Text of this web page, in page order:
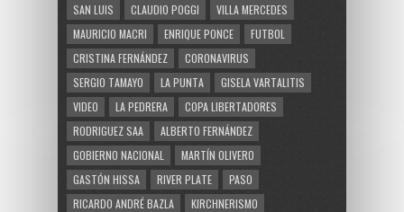
SAN LUIS
CLAUDIO POGGI
VILLA MERCEDES
MAURICIO MACRI
ENRIQUE PONCE
FUTBOL
CRISTINA FERNÁNDEZ
CORONAVIRUS
SERGIO TAMAYO
LA PUNTA
GISELA VARTALITIS
VIDEO
LA PEDRERA
COPA LIBERTADORES
RODRIGUEZ SAA
ALBERTO FERNÁNDEZ
GOBIERNO NACIONAL
MARTÍN OLIVERO
GASTÓN HISSA
RIVER PLATE
PASO
RICARDO ANDRÉ BAZLA
KIRCHNERISMO